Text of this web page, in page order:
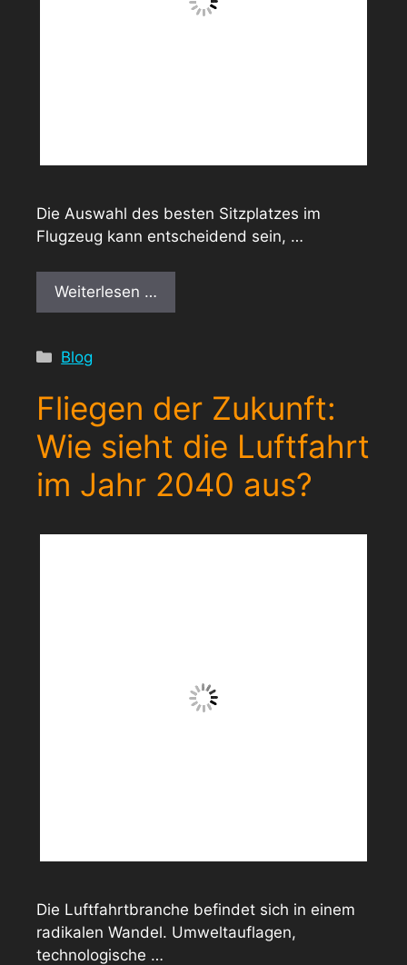
Die Auswahl des besten Sitzplatzes im
Flugzeug kann entscheidend sein, …
Weiterlesen …
Kategorien
Blog
Fliegen der Zukunft:
Wie sieht die Luftfahrt
im Jahr 2040 aus?
Die Luftfahrtbranche befindet sich in einem
radikalen Wandel. Umweltauflagen,
technologische …